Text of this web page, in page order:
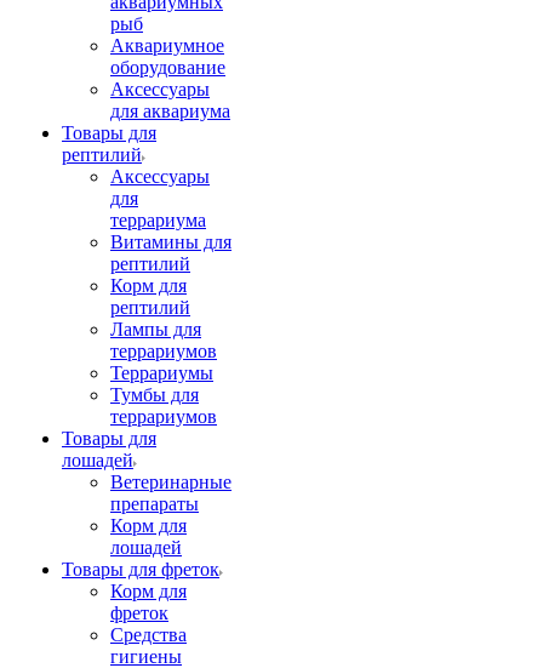
рыб
Аквариумное
оборудование
Аксессуары
для аквариума
Товары для
рептилий
Аксессуары
для
террариума
Витамины для
рептилий
Корм для
рептилий
Лампы для
террариумов
Террариумы
Тумбы для
террариумов
Товары для
лошадей
Ветеринарные
препараты
Корм для
лошадей
Товары для фреток
Корм для
фреток
Средства
гигиены